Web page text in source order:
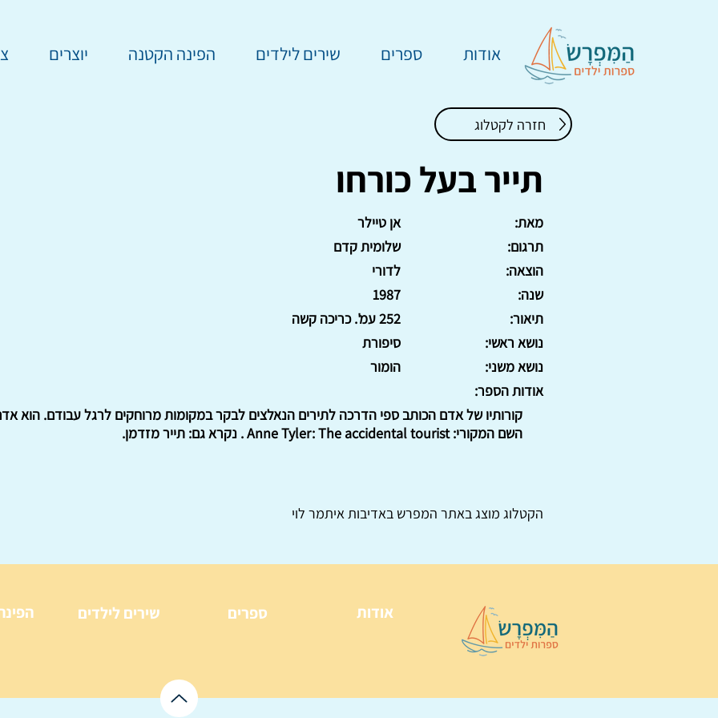
אודות ספרים שירים לילדים הפינה הקטנה יוצרים
חזרה לקטלוג
תייר בעל כורחו
אן טיילר
מאת:
שלומית קדם
תרגום:
לדורי
הוצאה:
1987
שנה:
252 עמ'. כריכה קשה
תיאור:
סיפורת
נושא ראשי:
הומור
נושא משני:
אודות הספר:
קורותיו של אדם הכותב ספי הדרכה לתירים הנאלצים לבקר במקומות מרוחקים לרגל עבודם. הוא
השם המקורי: Anne Tyler: The accidental tourist . נקרא גם: תייר מזדמן.
הקטלוג מוצג באתר המפרש באדיבות איתמר לוי
שירים לילדים ספרים אודות